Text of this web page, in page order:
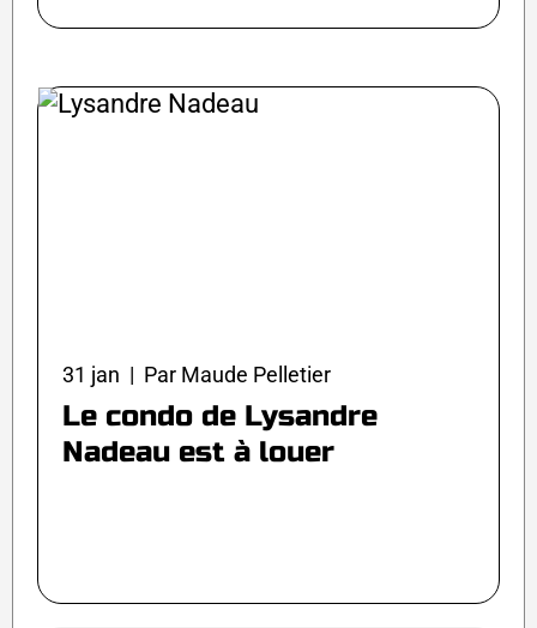
31 jan | Par Maude Pelletier
Le condo de Lysandre
Nadeau est à louer